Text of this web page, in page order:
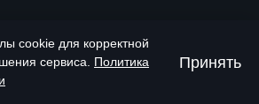
cookie для корректной
сервиса. Политика
Принять